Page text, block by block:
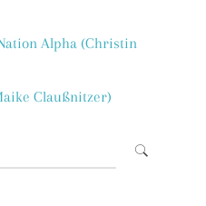
Alpha (Christin
Claußnitzer)
SEARCH